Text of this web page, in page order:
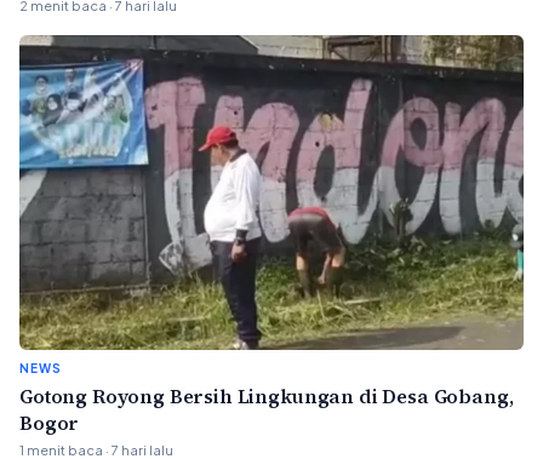
2 menit baca · 7 hari lalu
NEWS
Gotong Royong Bersih Lingkungan di Desa Gobang,
Bogor
1 menit baca · 7 hari lalu